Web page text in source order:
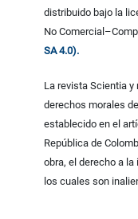
distribuido bajo la
No
SA 4.0).
La revista Scientia
derechos morales
establecido en el
República de
obra, el derecho a
los cuales son